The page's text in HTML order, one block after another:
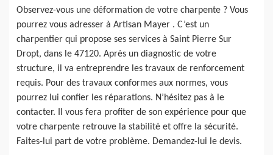
Observez-vous une déformation de votre charpente ? Vous
pourrez vous adresser à Artisan Mayer . C’est un
charpentier qui propose ses services à Saint Pierre Sur
Dropt, dans le 47120. Après un diagnostic de votre
structure, il va entreprendre les travaux de renforcement
requis. Pour des travaux conformes aux normes, vous
pourrez lui confier les réparations. N’hésitez pas à le
contacter. Il vous fera profiter de son expérience pour que
votre charpente retrouve la stabilité et offre la sécurité.
Faites-lui part de votre problème. Demandez-lui le devis.